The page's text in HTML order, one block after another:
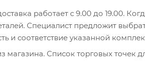
работает с 9.00 до 19.00.
Специалист предложит
и соответствие указанной
магазина. Список торговых точек